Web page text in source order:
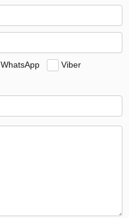
WhatsApp
Viber